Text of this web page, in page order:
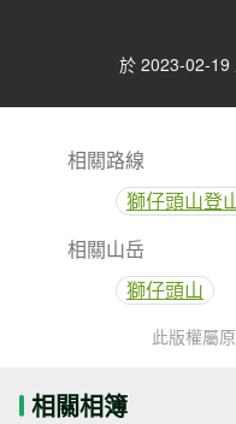
於 2023-02-19
相關路線
獅仔頭山登
相關山岳
獅仔頭山
此版權屬
相關相簿